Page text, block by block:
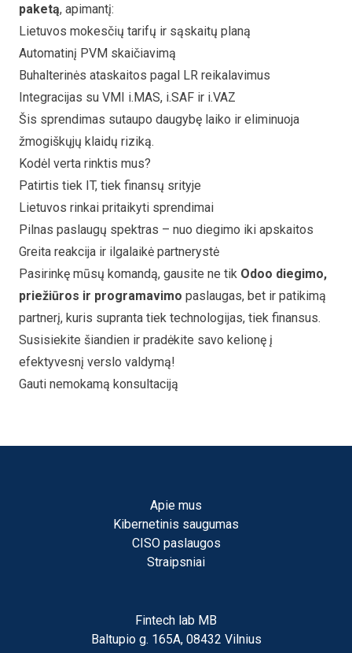
paketą, apimantį:
Lietuvos mokesčių tarifų ir sąskaitų planą
Automatinį PVM skaičiavimą
Buhalterinės ataskaitos pagal LR reikalavimus
Integracijas su VMI i.MAS, i.SAF ir i.VAZ
Šis sprendimas sutaupo daugybę laiko ir eliminuoja
žmogiškųjų klaidų riziką.
Kodėl verta rinktis mus?
Patirtis tiek IT, tiek finansų srityje
Lietuvos rinkai pritaikyti sprendimai
Pilnas paslaugų spektras – nuo diegimo iki apskaitos
Greita reakcija ir ilgalaikė partnerystė
Pasirinkę mūsų komandą, gausite ne tik Odoo diegimo,
priežiūros ir programavimo paslaugas, bet ir patikimą
partnerį, kuris supranta tiek technologijas, tiek finansus.
Susisiekite šiandien ir pradėkite savo kelionę į
efektyvesnį verslo valdymą!
Gauti nemokamą konsultaciją
Apie mus
Kibernetinis saugumas
CISO paslaugos
Straipsniai
Fintech lab MB
Baltupio g. 165A, 08432 Vilnius